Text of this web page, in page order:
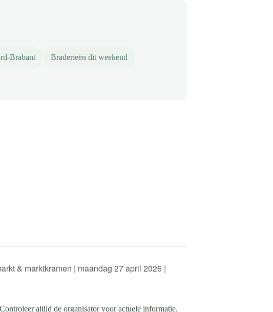
Brabant Braderieën dit weekend
& marktkramen | maandag 27 april 2026 |
altijd de organisator voor actuele informatie.